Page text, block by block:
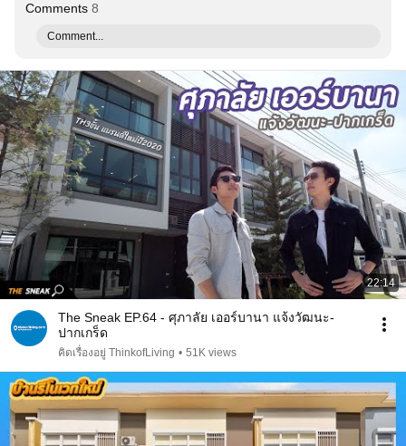
Comments 8
Comment...
22:14
The Sneak EP.64 - ศุภาลัย เออร์บานา แจ้งวัฒนะ-
ปากเกร็ด
คิดเรื่องอยู่ ThinkofLiving • 51K views